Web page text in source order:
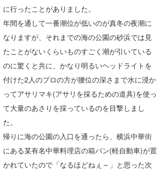
に行ったことがありました。
年間を通して一番潮位が低いのが真冬の夜潮に
なりますが、それまでの海の公園の砂浜では見
たことがないくらいものすごく潮が引いている
のに驚くと共に、かなり明るいヘッドライトを
付けた2人のプロの方が腰位の深さまで水に浸か
ってアサリマキ(アサリを採るための道具)を使っ
て大量のあさりを採っているのを目撃しまし
た。
帰りに海の公園の入口を通ったら、横浜中華街
にある某有名中華料理店の箱バン(軽自動車)が置
かれていたので「なるほどねぇ～」と思った次